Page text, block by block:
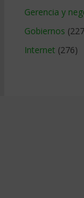
Gerencia y
Gobiernos
Internet (276)